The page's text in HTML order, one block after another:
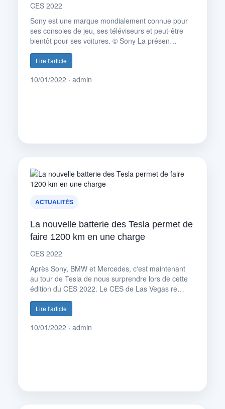
CES 2022
Sony est une marque mondialement connue pour
ses consoles de jeu, ses téléviseurs et peut-être
bientôt pour ses voitures. © Sony La présen…
Lire l'article
10/01/2022 · admin
ACTUALITÉS
La nouvelle batterie des Tesla permet de
faire 1200 km en une charge
CES 2022
Après Sony, BMW et Mercedes, c'est maintenant
au tour de Tesla de nous surprendre lors de cette
édition du CES 2022. Le CES de Las Vegas re…
Lire l'article
10/01/2022 · admin